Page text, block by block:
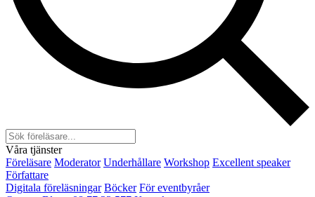
Våra tjänster
Föreläsare Moderator Underhållare Workshop Excellent speaker
Författare
Digitala föreläsningar Böcker För eventbyråer